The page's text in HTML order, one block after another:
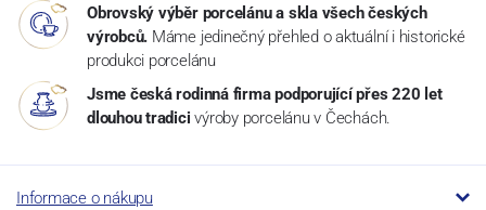
Obrovský výběr porcelánu a skla všech českých
výrobců. Máme jedinečný přehled o aktuální i historické
produkci porcelánu
Jsme česká rodinná firma podporující přes 220 let
dlouhou tradici výroby porcelánu v Čechách.
Informace o nákupu